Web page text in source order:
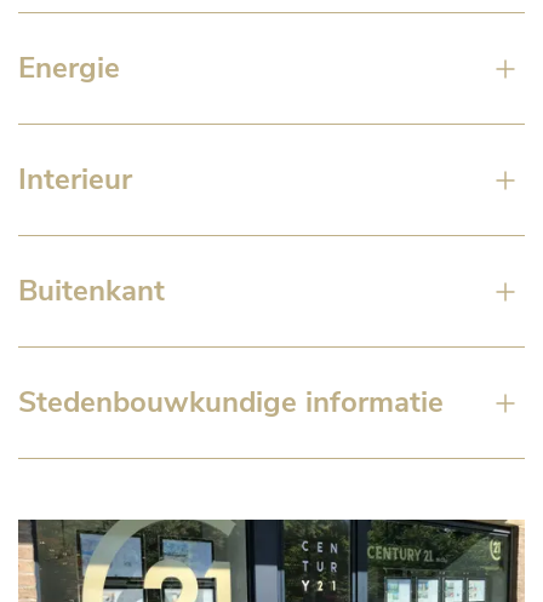
Energie
Interieur
Buitenkant
Stedenbouwkundige informatie